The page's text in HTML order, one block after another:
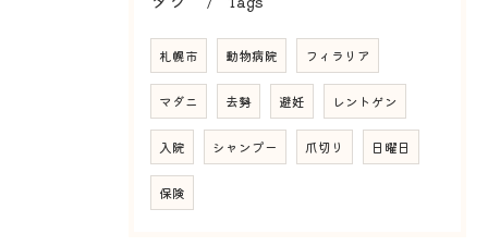
札幌市 動物病院 フィラリア
マダニ 去勢 避妊 レントゲン
入院 シャンプー 爪切り 日曜日
保険